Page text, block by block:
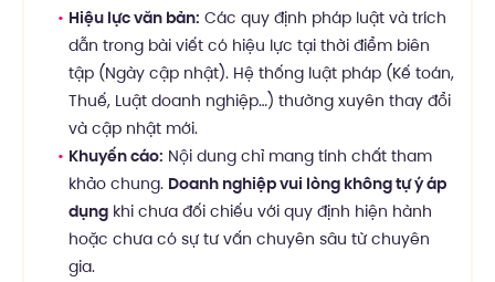
Hiệu lực văn bản: Các quy định pháp luật và trích
dẫn trong bài viết có hiệu lực tại thời điểm biên
tập (Ngày cập nhật). Hệ thống luật pháp (Kế toán,
Thuế, Luật doanh nghiệp…) thường xuyên thay đổi
và cập nhật mới.
Khuyến cáo: Nội dung chỉ mang tính chất tham
khảo chung. Doanh nghiệp vui lòng không tự ý áp
dụng khi chưa đối chiếu với quy định hiện hành
hoặc chưa có sự tư vấn chuyên sâu từ chuyên
gia.